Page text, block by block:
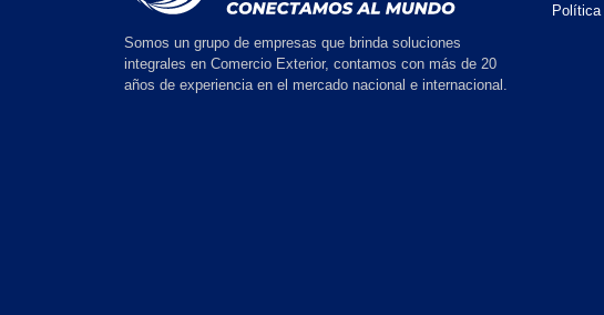
Somos un grupo de empresas que brinda soluciones
integrales en Comercio Exterior, contamos con más de 20
años de experiencia en el mercado nacional e internacional.
Política